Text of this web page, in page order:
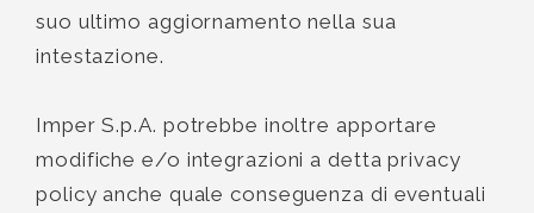
suo ultimo aggiornamento nella sua
intestazione.
Imper S.p.A. potrebbe inoltre apportare
modifiche e/o integrazioni a detta privacy
policy anche quale conseguenza di eventuali